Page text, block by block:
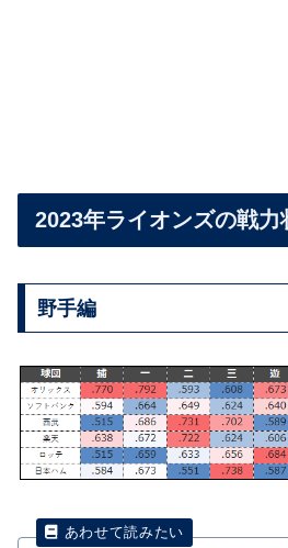
2023年ライオンズの戦力
野手編